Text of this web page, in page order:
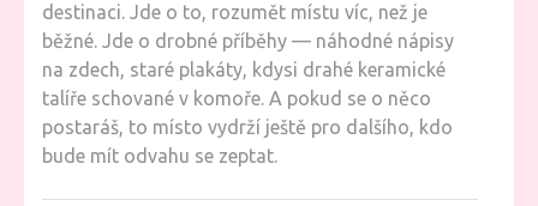
destinaci. Jde o to, rozumět místu víc, než je
běžné. Jde o drobné příběhy — náhodné nápisy
na zdech, staré plakáty, kdysi drahé keramické
talíře schované v komoře. A pokud se o něco
postaráš, to místo vydrží ještě pro dalšího, kdo
bude mít odvahu se zeptat.